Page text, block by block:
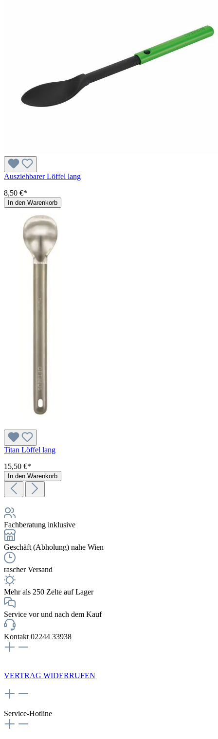
Ausziehbarer Löffel lang
8,50 €*
In den Warenkorb
Titan Löffel lang
15,50 €*
In den Warenkorb
Fachberatung inklusive
Geschäft (Abholung) nahe Wien
rascher Versand
Mehr als 250 Zelte auf Lager
Service vor und nach dem Kauf
Kontakt 02244 33938
VERTRAG WIDERRUFEN
Service-Hotline